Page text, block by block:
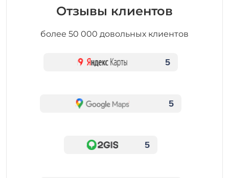
Отзывы клиентов
более 50 000 довольных клиентов
5
5
5